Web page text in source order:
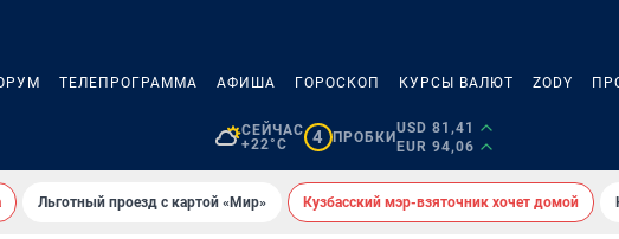
ТЕЛЕПРОГРАММА АФИША ГОРОСКОП КУРСЫ ВАЛЮТ ZODY
СЕЙЧАС
+22°C
4 ПРОБКИ
USD 81,41
EUR 94,06
Льготный проезд с картой «Мир» Кузбасский мэр-взяточник хочет домой